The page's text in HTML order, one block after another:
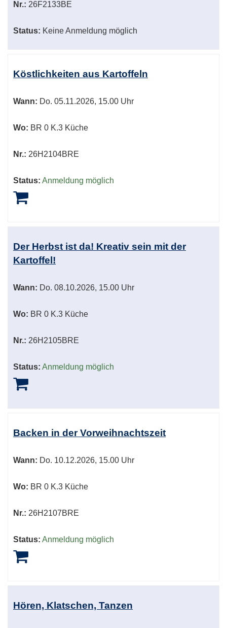
Nr.: 26F2133BE
Status: Keine Anmeldung möglich
Köstlichkeiten aus Kartoffeln
Wann: Do. 05.11.2026, 15.00 Uhr
Wo: BR 0 K.3 Küche
Nr.: 26H2104BRE
Status: Anmeldung möglich
Der Herbst ist da! Kreativ sein mit der
Kartoffel!
Wann: Do. 08.10.2026, 15.00 Uhr
Wo: BR 0 K.3 Küche
Nr.: 26H2105BRE
Status: Anmeldung möglich
Backen in der Vorweihnachtszeit
Wann: Do. 10.12.2026, 15.00 Uhr
Wo: BR 0 K.3 Küche
Nr.: 26H2107BRE
Status: Anmeldung möglich
Hören, Klatschen, Tanzen